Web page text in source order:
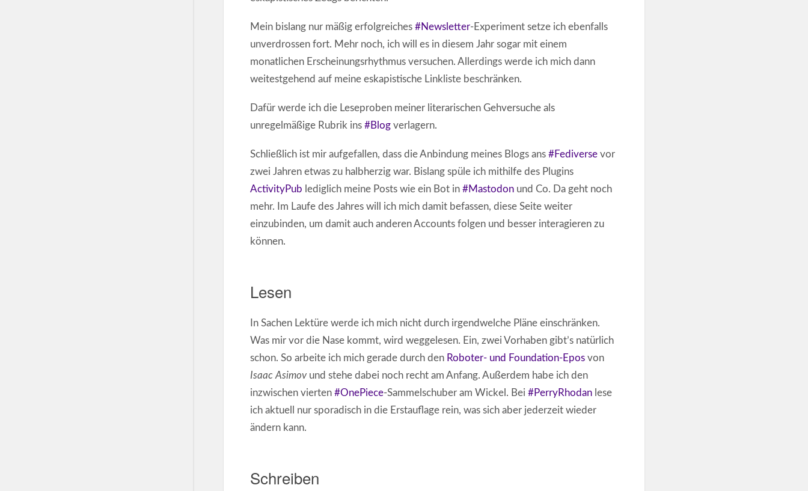
Mein bislang nur mäßig erfolgreiches #Newsletter-Experiment setze ich ebenfalls
unverdrossen fort. Mehr noch, ich will es in diesem Jahr sogar mit einem
monatlichen Erscheinungsrhythmus versuchen. Allerdings werde ich mich dann
weitestgehend auf meine eskapistische Linkliste beschränken.
Dafür werde ich die Leseproben meiner literarischen Gehversuche als
unregelmäßige Rubrik ins #Blog verlagern.
Schließlich ist mir aufgefallen, dass die Anbindung meines Blogs ans #Fediverse vor
zwei Jahren etwas zu halbherzig war. Bislang spüle ich mithilfe des Plugins
ActivityPub lediglich meine Posts wie ein Bot in #Mastodon und Co. Da geht noch
mehr. Im Laufe des Jahres will ich mich damit befassen, diese Seite weiter
einzubinden, um damit auch anderen Accounts folgen und besser interagieren zu
können.
Lesen
In Sachen Lektüre werde ich mich nicht durch irgendwelche Pläne einschränken.
Was mir vor die Nase kommt, wird weggelesen. Ein, zwei Vorhaben gibt’s natürlich
schon. So arbeite ich mich gerade durch den Roboter- und Foundation-Epos von
Isaac Asimovund stehe dabei noch recht am Anfang. Außerdem habe ich den
inzwischen vierten #OnePiece-Sammelschuber am Wickel. Bei #PerryRhodan lese
ich aktuell nur sporadisch in die Erstauflage rein, was sich aber jederzeit wieder
ändern kann.
Schreiben